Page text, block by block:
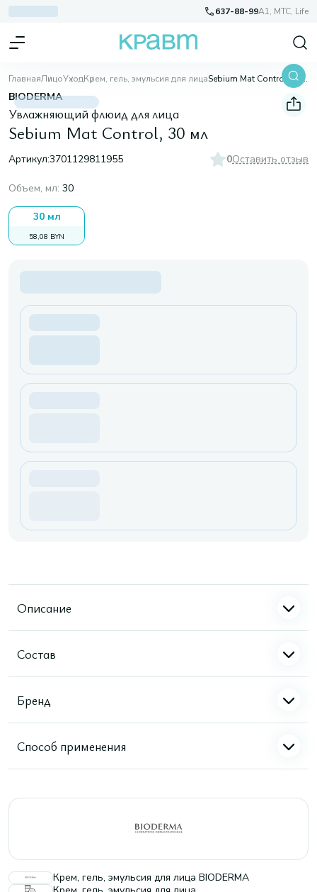
637-88-99A1, МТС, Life
ГлавнаяЛицоУходКрем, гель, эмульсия для лица Sebium Mat Control, 30 мл
BIODERMA
Увлажняющий флюид для лица
Sebium Mat Control, 30 мл
Артикул:3701129811955 0Оставить отзыв
Объем, мл: 30
30 мл
58,08 BYN
Описание
Состав
Бренд
Способ применения
Крем, гель, эмульсия для лица BIODERMA